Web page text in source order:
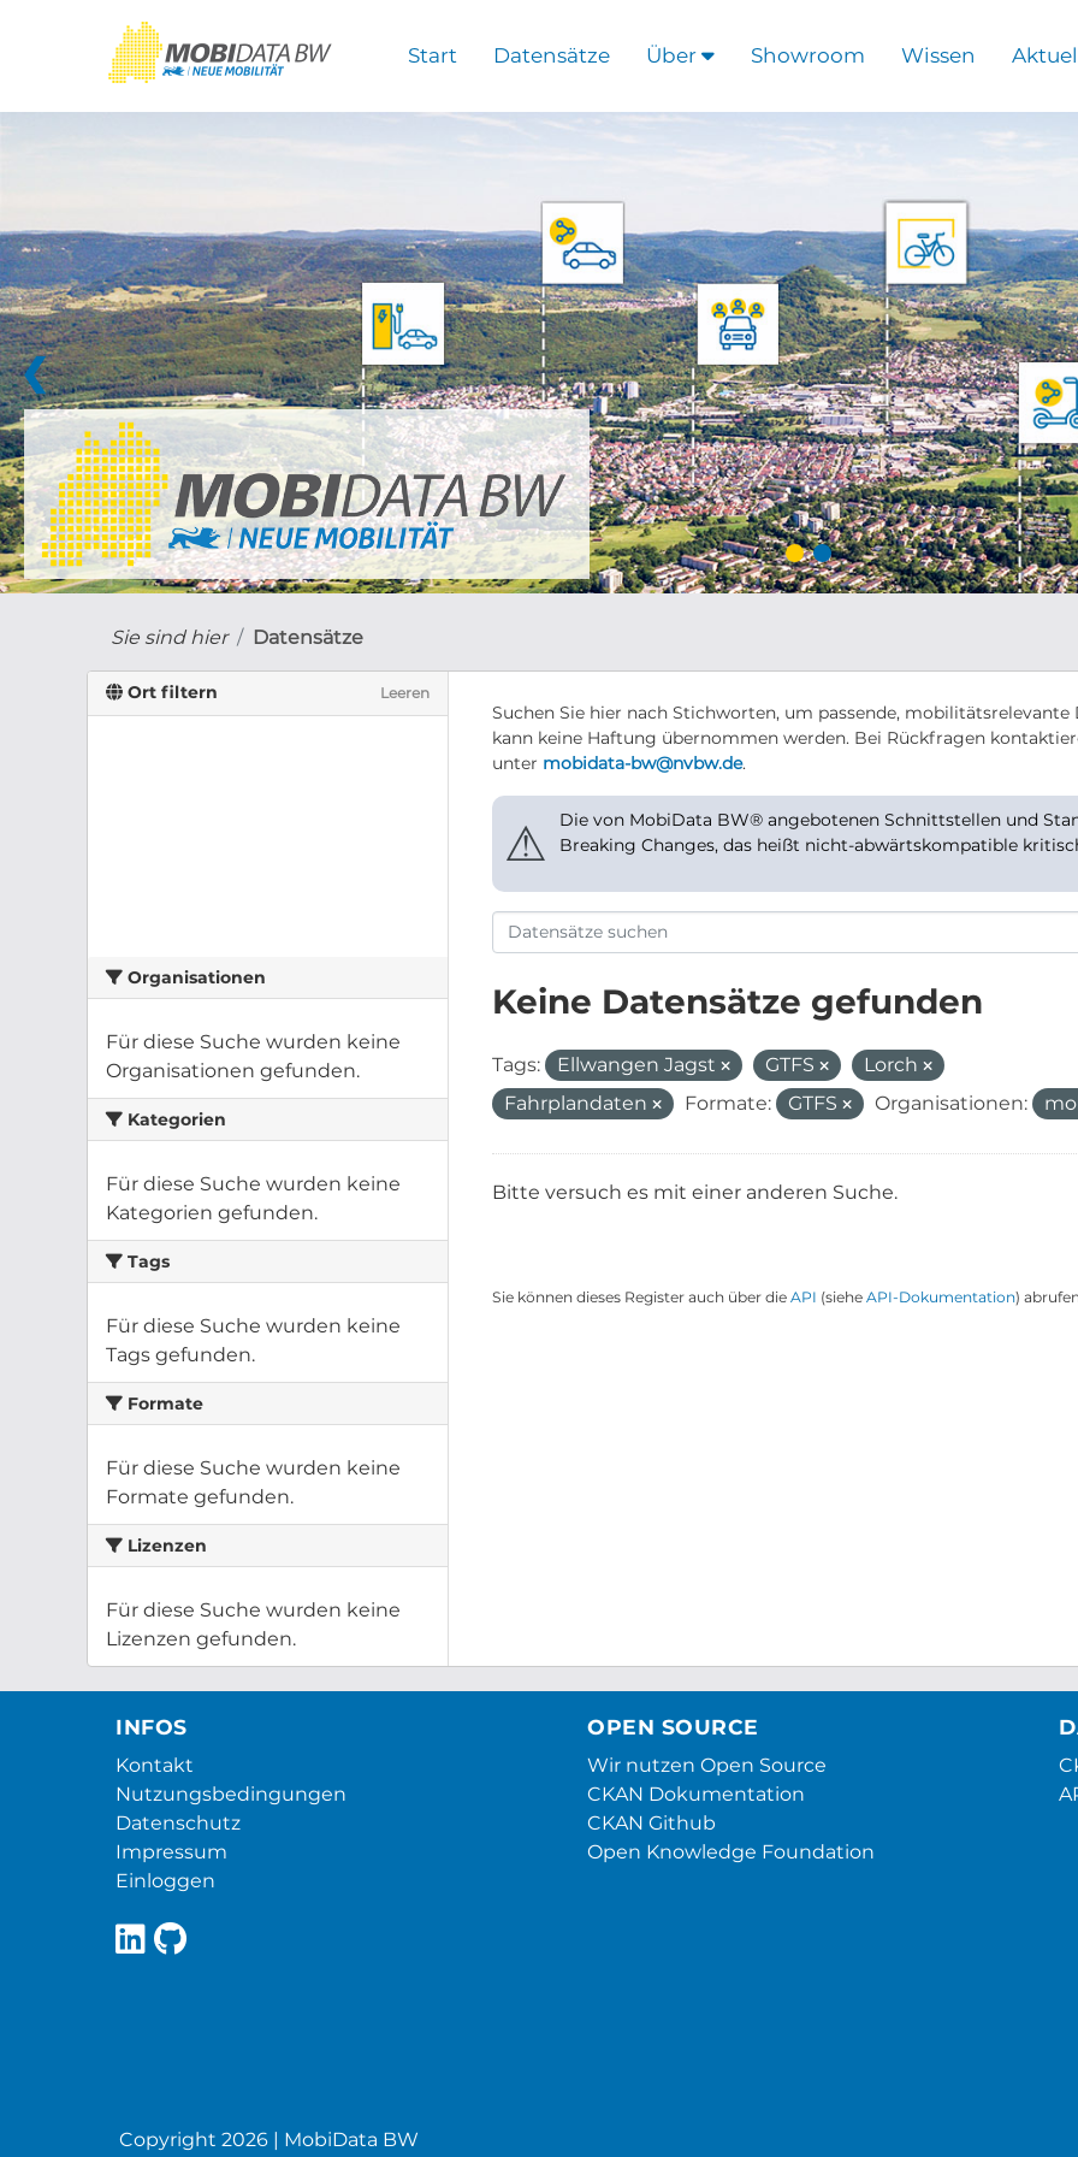
Start Datensätze Über Showroom Wissen
❮
Sie sind hier Datensätze
Ort filtern Leeren
Organisationen
Für diese Suche wurden keine
Organisationen gefunden.
Kategorien
Für diese Suche wurden keine
Kategorien gefunden.
Tags
Für diese Suche wurden keine
Tags gefunden.
Formate
Für diese Suche wurden keine
Formate gefunden.
Lizenzen
Für diese Suche wurden keine
Lizenzen gefunden.
Suchen Sie hier nach Stichworten, um passende,
kann keine Haftung übernommen werden. Bei Rückfragen
unter mobidata-bw@nvbw.de.
⚠
Die von MobiData BW® angebotenen Schnittstellen und
Breaking Changes, das heißt nicht-abwärtskompatible
Keine Datensätze gefunden
Tags: Ellwangen Jagst GTFS
Lorch
Fahrplandaten
Formate: GTFS Organisationen:
Bitte versuch es mit einer anderen Suche.
Sie können dieses Register auch über die API (siehe API-Dokumentation)
INFOS
Kontakt
Nutzungsbedingungen
Datenschutz
Impressum
Einloggen
OPEN SOURCE
Wir nutzen Open Source
CKAN Dokumentation
CKAN Github
Open Knowledge Foundation
Copyright 2026 | MobiData BW